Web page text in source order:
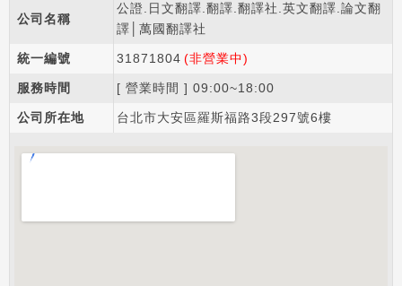
公司名稱
公證.日文翻譯.翻譯.翻譯社.英文翻譯.論文翻
譯│萬國翻譯社
統一編號 31871804 (非營業中)
服務時間 [ 營業時間 ] 09:00~18:00
公司所在地 台北市大安區羅斯福路3段297號6樓